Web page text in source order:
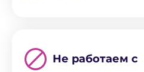
Не работаем с